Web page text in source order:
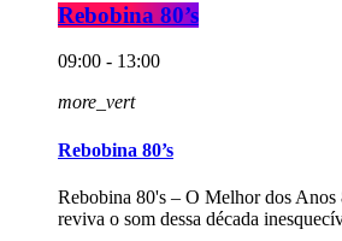
Rebobina 80’s
09:00 - 13:00
more_vert
Rebobina 80’s
Rebobina 80's – O Melhor dos Anos
reviva o som dessa década